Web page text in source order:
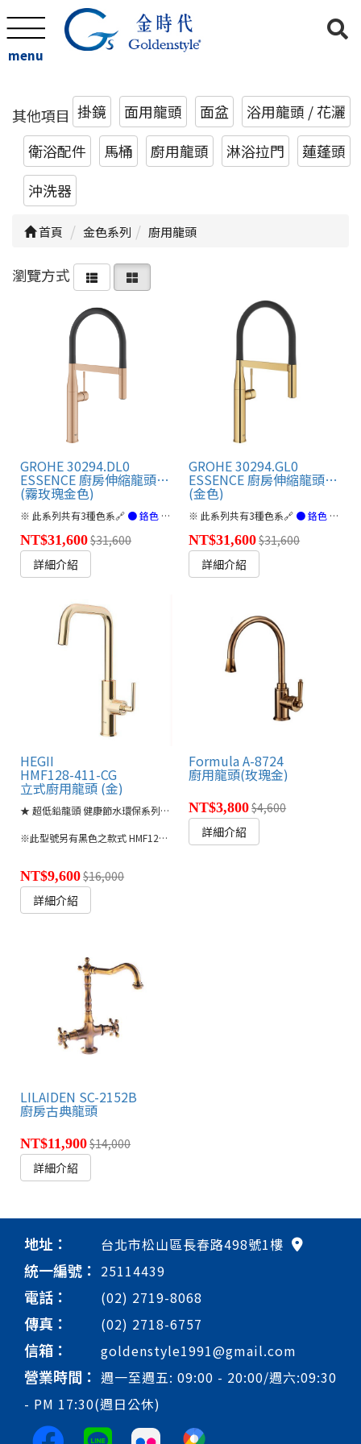
menu
其他項目 掛鏡 面用龍頭 面盆
浴用龍頭 / 花灑
衛浴配件
馬桶 廚用龍頭 淋浴拉門
蓮蓬頭
沖洗器
首頁 金色系列 廚用龍頭
瀏覽方式
GROHE 30294.DL0
ESSENCE 廚房伸縮龍頭/二段出水
(霧玫瑰金色)
※ 此系列共有3種色系🔗 ● 鉻色 / 金色 / 霧玫瑰金色 (連結) ※ 不含三角凡爾及
NT$31,600$31,600
詳細介紹
GROHE 30294.GL0
ESSENCE 廚房伸縮龍頭/二段出水
(金色)
※ 此系列共有3種色系🔗 ● 鉻色 / 金色 / 霧玫瑰金色 (連結)
NT$31,600$31,600
詳細介紹
HEGII
HMF128-411-CG
立式廚用龍頭 (金)
★ 超低鉛龍頭 健康節水環保系列設計
※此型號另有黑色之款式 HMF128-411-BC
NT$9,600$16,000
詳細介紹
Formula A-8724
廚用龍頭(玫瑰金)
NT$3,800$4,600
詳細介紹
LILAIDEN SC-2152B
廚房古典龍頭
NT$11,900$14,000
詳細介紹
地址： 台北市松山區長春路498號1樓
統一編號： 25114439
電話： (02) 2719-8068
傳真： (02) 2718-6757
信箱： goldenstyle1991@gmail.com
營業時間： 週一至週五: 09:00 - 20:00/週六:09:30
- PM 17:30(週日公休)